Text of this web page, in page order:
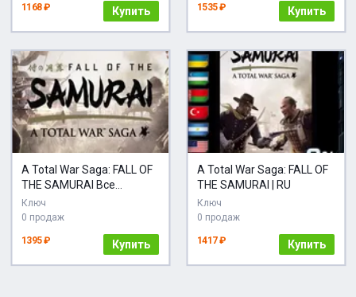
1168 ₽ Купить 1535 ₽ Купить
A Total War Saga: FALL OF
THE SAMURAI Все
Регионы Авто-Доставка
24/7
Ключ
0 продаж
1395 ₽ Купить
A Total War Saga: FALL OF
THE SAMURAI | RU
Ключ
0 продаж
1417 ₽ Купить